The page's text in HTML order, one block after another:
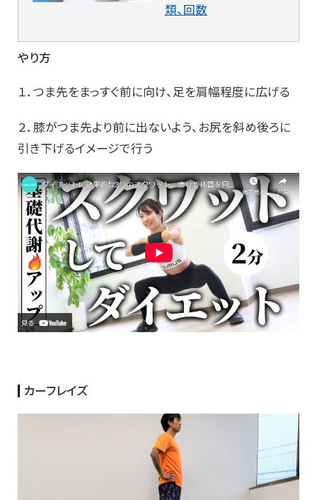
類、回数
やり方
１．つま先をまっすぐ前に向け、足を肩幅程度に広げる
２．膝がつま先より前に出ないよう、お尻を斜め後ろに
引き下げるイメージで行う
カーフレイズ